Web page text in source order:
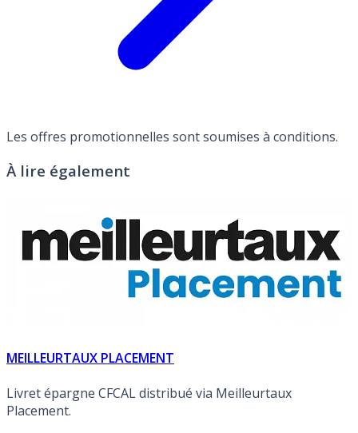
Les offres promotionnelles sont soumises à conditions.
À lire également
MEILLEURTAUX PLACEMENT
Livret épargne CFCAL distribué via Meilleurtaux
Placement.